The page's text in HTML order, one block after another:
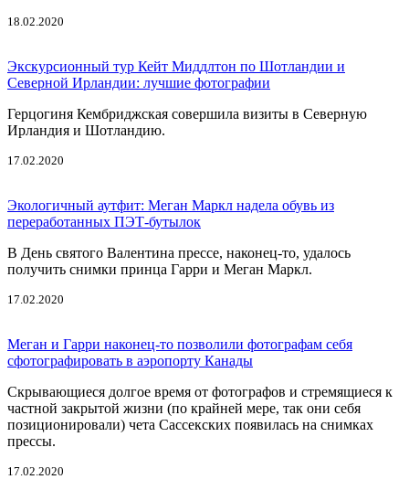
18.02.2020
Экскурсионный тур Кейт Миддлтон по Шотландии и
Северной Ирландии: лучшие фотографии
Герцогиня Кембриджская совершила визиты в Северную
Ирландия и Шотландию.
17.02.2020
Экологичный аутфит: Меган Маркл надела обувь из
переработанных ПЭТ-бутылок
В День святого Валентина прессе, наконец-то, удалось
получить снимки принца Гарри и Меган Маркл.
17.02.2020
Меган и Гарри наконец-то позволили фотографам себя
сфотографировать в аэропорту Канады
Скрывающиеся долгое время от фотографов и стремящиеся к
частной закрытой жизни (по крайней мере, так они себя
позиционировали) чета Сассекских появилась на снимках
прессы.
17.02.2020